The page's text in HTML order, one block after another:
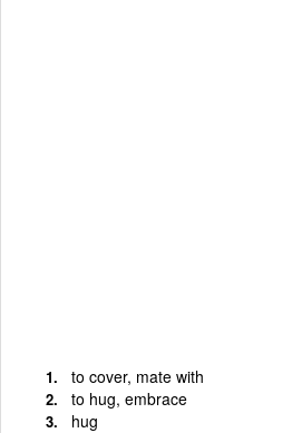
to cover, mate with
to hug, embrace
hug